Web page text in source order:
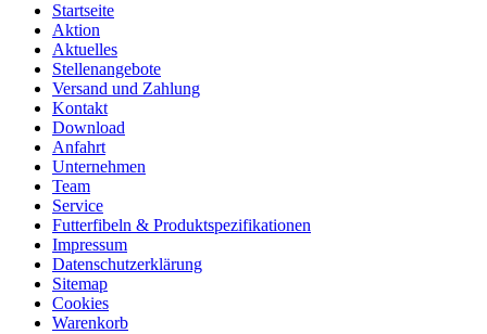
Startseite
Aktion
Aktuelles
Stellenangebote
Versand und Zahlung
Kontakt
Download
Anfahrt
Unternehmen
Team
Service
Futterfibeln & Produktspezifikationen
Impressum
Datenschutzerklärung
Sitemap
Cookies
Warenkorb